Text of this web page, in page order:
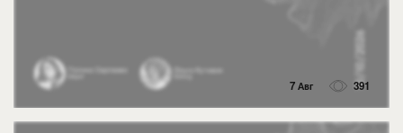
7 Авг 391